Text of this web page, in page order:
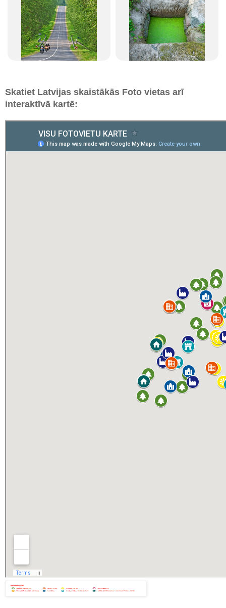
Skatiet Latvijas skaistākās Foto vietas arī
interaktīvā kartē: